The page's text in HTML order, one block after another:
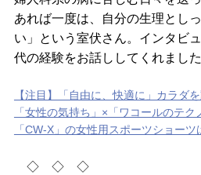
あれば一度は、自分の生理とし
い」という室伏さん。インタビ
代の経験をお話ししてくれました
【注目】「自由に、快適に」カラダ
「女性の気持ち」×「ワコールのテ
「CW-X」の女性用スポーツショーツ
◇ ◇ ◇